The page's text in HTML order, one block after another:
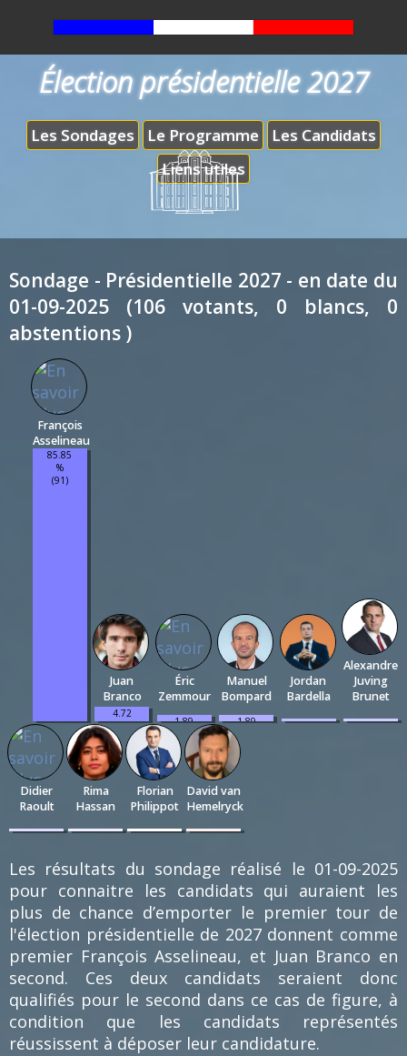
Les Sondages Le Programme
Les Candidats
Liens utiles
Élection présidentielle 2027
Sondage - Présidentielle 2027 - en date du
01-09-2025 (106 votants, 0 blancs, 0
abstentions )
François
Asselineau
85.85
%
(91)
Juan
Branco
4.72
%
(5)
Éric
Zemmour
1.89
(2)
Manuel
Bompard
1.89
Jordan
Bardella
0.94
Alexandre
Juving
Brunet
0.94
Didier
Raoult
0.94
Rima
Hassan
0.94
Florian
Philippot
0.94
David van
Hemelryck
0.94
Les résultats du sondage réalisé le 01-09-2025
pour connaitre les candidats qui auraient les
plus de chance d’emporter le premier tour de
l'élection présidentielle de 2027 donnent comme
premier François Asselineau, et Juan Branco en
second. Ces deux candidats seraient donc
qualifiés pour le second dans ce cas de figure, à
condition que les candidats représentés
réussissent à déposer leur candidature.